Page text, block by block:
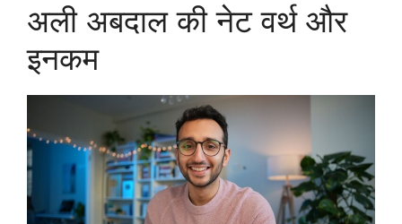
अली अबदाल की नेट वर्थ और
इनकम